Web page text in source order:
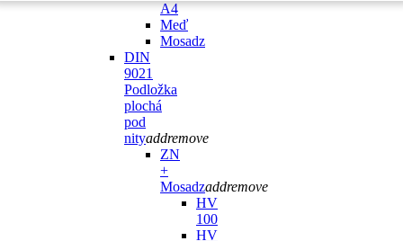
A4
Meď
Mosadz
DIN
9021
Podložka
plochá
pod
nityaddremove
ZN
+
Mosadzaddremove
HV
100
HV